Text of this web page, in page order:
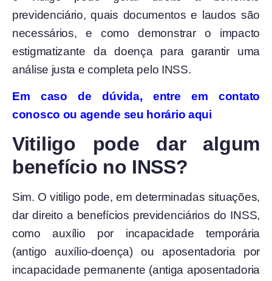
previdenciário, quais documentos e laudos são
necessários, e como demonstrar o impacto
estigmatizante da doença para garantir uma
análise justa e completa pelo INSS.
Em caso de dúvida, entre em contato
conosco ou agende seu horário aqui
Vitiligo pode dar algum
benefício no INSS?
Sim. O vitiligo pode, em determinadas situações,
dar direito a benefícios previdenciários do INSS,
como auxílio por incapacidade temporária
(antigo auxílio-doença) ou aposentadoria por
incapacidade permanente (antiga aposentadoria